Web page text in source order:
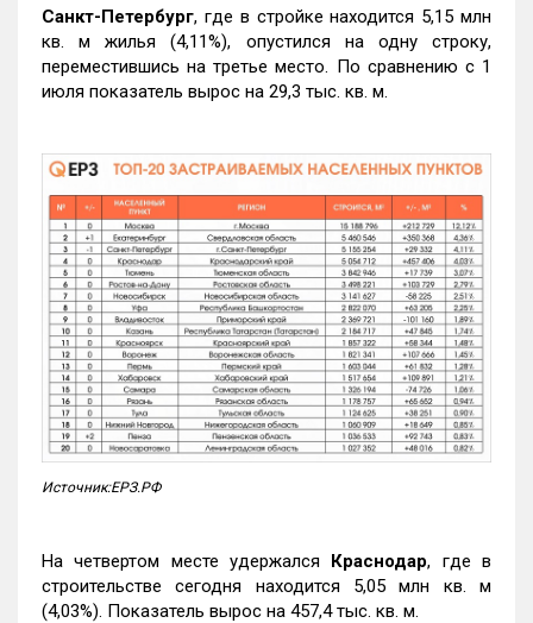
Санкт-Петербург, где в стройке находится 5,15 млн
кв. м жилья (4,11%), опустился на одну строку,
переместившись на третье место. По сравнению с 1
июля показатель вырос на 29,3 тыс. кв. м.
Источник:ЕРЗ.РФ
На четвертом месте удержался Краснодар, где в
строительстве сегодня находится 5,05 млн кв. м
(4,03%). Показатель вырос на 457,4 тыс. кв. м.